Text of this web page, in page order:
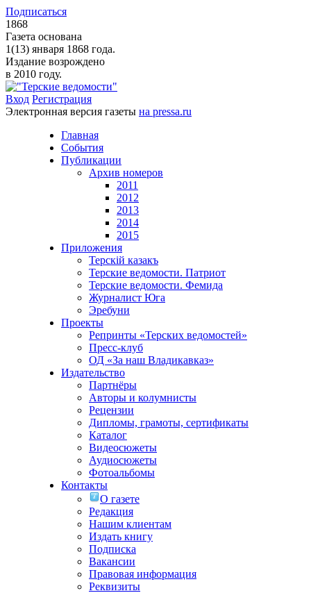
Подписаться
1868
Газета основана
1(13) января 1868 года.
Издание возрождено
в 2010 году.
Вход Регистрация
Электронная версия газеты на pressa.ru
Главная
События
Публикации
Архив номеров
2011
2012
2013
2014
2015
Приложения
Терскiй казакъ
Терские ведомости. Патриот
Терские ведомости. Фемида
Журналист Юга
Эребуни
Проекты
Репринты «Терских ведомостей»
Пресс-клуб
ОД «За наш Владикавказ»
Издательство
Партнёры
Авторы и колумнисты
Рецензии
Дипломы, грамоты, сертификаты
Каталог
Видеосюжеты
Аудиосюжеты
Фотоальбомы
Контакты
О газете
Редакция
Нашим клиентам
Издать книгу
Подписка
Вакансии
Правовая информация
Реквизиты